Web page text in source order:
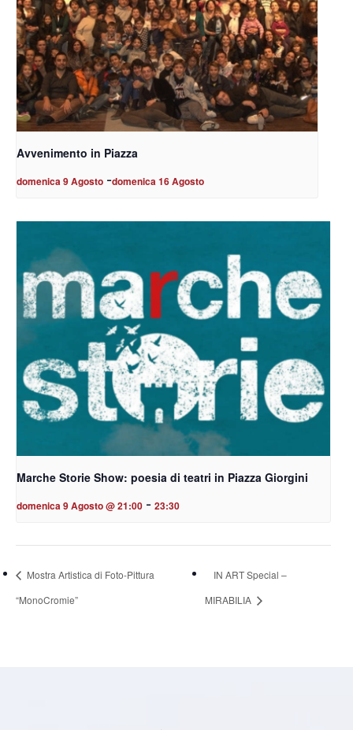
Avvenimento in Piazza
domenica 9 Agosto -domenica 16 Agosto
Marche Storie Show: poesia di teatri in Piazza Giorgini
domenica 9 Agosto @ 21:00 - 23:30
Mostra Artistica di Foto-Pittura
“MonoCromie”
IN ART Special –
MIRABILIA